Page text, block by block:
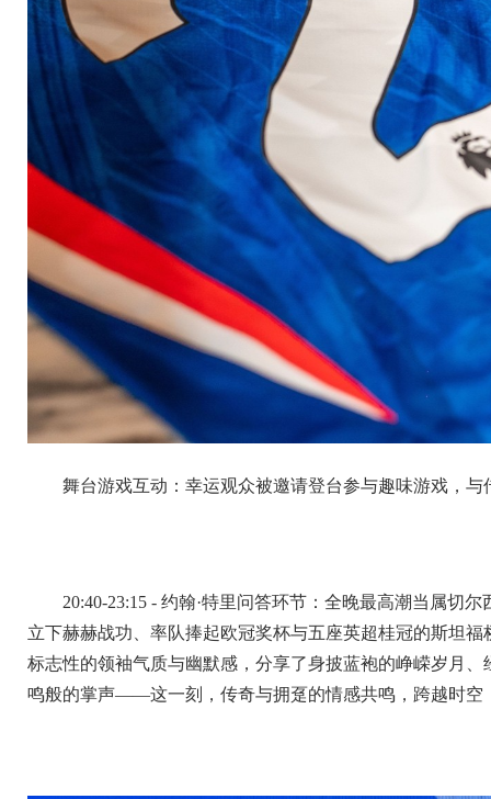
舞台游戏互动：幸运观众被邀请登台参与趣味游戏，
20:40-23:15 - 约翰·特里问答环节：全晚最高潮当属切
立下赫赫战功、率队捧起欧冠奖杯与五座英超桂冠的斯坦
标志性的领袖气质与幽默感，分享了身披蓝袍的峥嵘岁月
鸣般的掌声——这一刻，传奇与拥趸的情感共鸣，跨越时空